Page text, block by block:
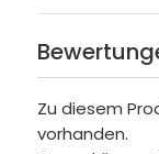
Zu diesem
vorhanden.